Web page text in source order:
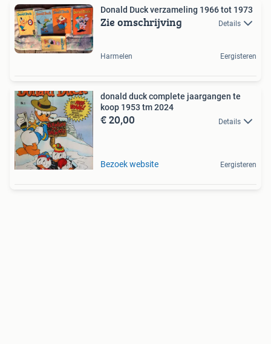
Donald Duck verzameling 1966 tot 1973
Zie omschrijving Details
Harmelen Eergisteren
donald duck complete jaargangen te
koop 1953 tm 2024
€ 20,00 Details
Bezoek website Eergisteren